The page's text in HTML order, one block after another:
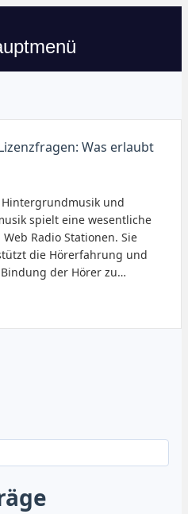
Was erlaubt
und
spielt eine wesentliche
Radio Stationen. Sie
die Hörerfahrung und
der Hörer zu…